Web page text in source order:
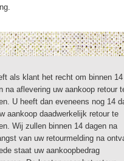
als klant het recht om binnen 14
na aflevering uw aankoop retour
U heeft dan eveneens nog 14
aankoop daadwerkelijk retour te
Wij zullen binnen 14 dagen na
van uw retourmelding na
staat uw aankoopbedrag